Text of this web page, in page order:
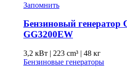
Запомнить
Бензиновый генератор
GG3200EW
3,2 кВт | 223 cm³ | 48 кг
Бензиновые генераторы